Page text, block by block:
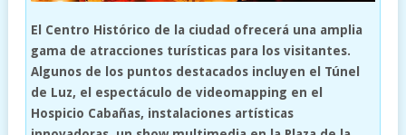
El Centro Histórico de la ciudad ofrecerá una amplia
gama de atracciones turísticas para los visitantes.
Algunos de los puntos destacados incluyen el Túnel
de Luz, el espectáculo de videomapping en el
Hospicio Cabañas, instalaciones artísticas